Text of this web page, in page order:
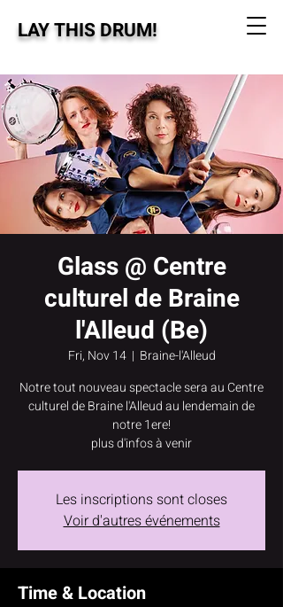
LAY THIS DRUM!
Glass @ Centre
culturel de Braine
l'Alleud (Be)
Fri, Nov 14
  |
Braine-l'Alleud
Notre tout nouveau spectacle sera au Centre
culturel de Braine l'Alleud au lendemain de
notre 1ere!
plus d'infos à venir
Les inscriptions sont closes
Voir d'autres événements
Time & Location